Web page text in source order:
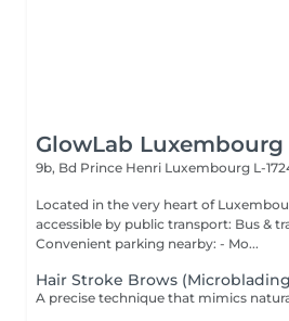
GlowLab Luxembourg
9b, Bd Prince Henri Luxembourg L-
Located in the very heart of Luxembourg Hamilius.
accessible by public transport: Bus &
Convenient parking nearby: - Mo...
Hair Stroke Brows